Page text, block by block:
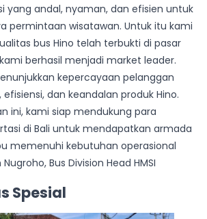
yang andal, nyaman, dan efisien untuk
permintaan wisatawan. Untuk itu kami
bus Hino telah terbukti di pasar
berhasil menjadi market leader.
kepercayaan pelanggan
dan keandalan produk Hino.
ini, kami siap mendukung para
di Bali untuk mendapatkan armada
memenuhi kebutuhan operasional
Bus Division Head HMSI
Spesial